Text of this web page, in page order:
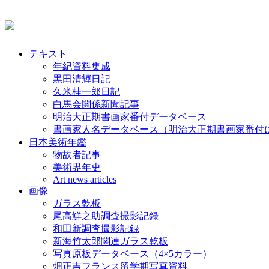
テキスト
年紀資料集成
黒田清輝日記
久米桂一郎日記
白馬会関係新聞記事
明治大正期書画家番付データベース
書画家人名データベース（明治大正期書画家番付
日本美術年鑑
物故者記事
美術界年史
Art news articles
画像
ガラス乾板
尾高鮮之助調査撮影記録
和田新調査撮影記録
新海竹太郎関連ガラス乾板
写真原板データベース（4×5カラー）
畑正吉フランス留学期写真資料